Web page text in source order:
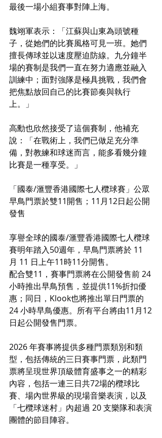
最後一場小組賽事對陣上海。
魏翊軍表示：「江蘇與山東為頭號種
子，從她們的比賽風格可見一班。她們
擅長傳球並以速度壓迫防線。九分鐘半
場的賽制是我們一直在努力適應並融入
訓練中；面對強隊是極具挑戰，我們會
把焦點放回自己的比賽節奏與執行
上。」
高勳也欣然接受了這個賽制，他補充
說：「在戰術上，我們已做足充分準
備，對教練和球迷而言，能多看幾分鐘
比賽是一種享受。」
「國泰/滙豐香港國際七人欖球賽」公眾
早鳥門票於雙11開售；11月12日起公開
發售
享譽全球的國泰/滙豐香港國際七人欖球
賽明年踏入50週年，早鳥門票將於 11
月 11 日上午11時11分開售。
配合雙11，賽事門票將在公開發售前 24
小時推出早鳥預售，並提供11%折扣優
惠；同日，Klook也將推出單日門票的
24 小時早鳥優惠。所有平台將由11月12
日起公開發售門票。
2026 年賽事將提供多種門票類別和類
型，包括傳統的三日賽事門票，此類門
票將呈現世界頂級體育盛事之一的精彩
內容，包括一連三日共72場的欖球比
賽、場內世界級的現場音樂表演，以及
「七欖球迷村」內超過 20 支樂隊和表演
團體的節目陣容。